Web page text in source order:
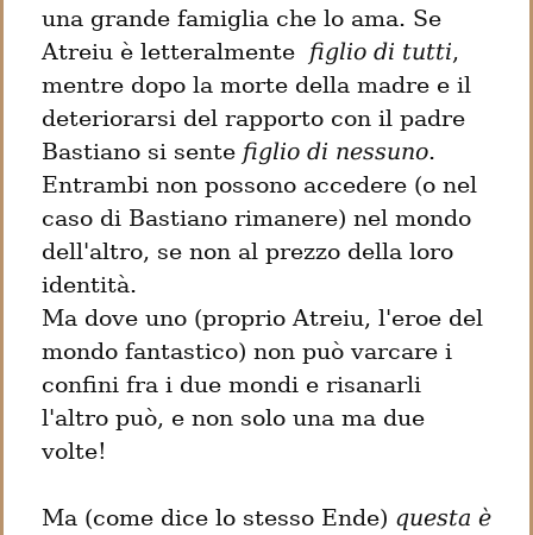
una grande famiglia che lo ama. Se
Atreiu è letteralmente figlio di tutti,
mentre dopo la morte della madre e il
deteriorarsi del rapporto con il padre
Bastiano si sente figlio di nessuno.
Entrambi non possono accedere (o nel
caso di Bastiano rimanere) nel mondo
dell'altro, se non al prezzo della loro
identità.
Ma dove uno (proprio Atreiu, l'eroe del
mondo fantastico) non può varcare i
confini fra i due mondi e risanarli
l'altro può, e non solo una ma due
volte!
Ma (come dice lo stesso Ende) questa è